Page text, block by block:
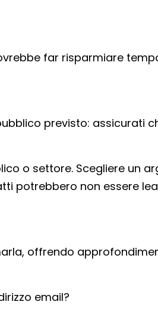
far risparmiare
previsto: assicurati
o settore. Scegliere un
potrebbero non essere
offrendo
email?